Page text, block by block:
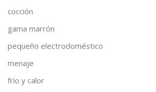
cocción
gama marrón
pequeño electrodoméstico
menaje
frío y calor